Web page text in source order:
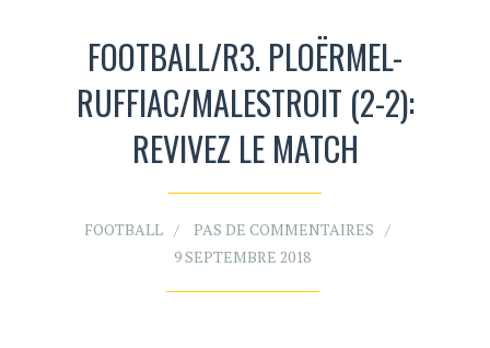
FOOTBALL/R3. PLOËRMEL-
RUFFIAC/MALESTROIT (2-2):
REVIVEZ LE MATCH
FOOTBALL
PAS DE COMMENTAIRES
9 SEPTEMBRE 2018